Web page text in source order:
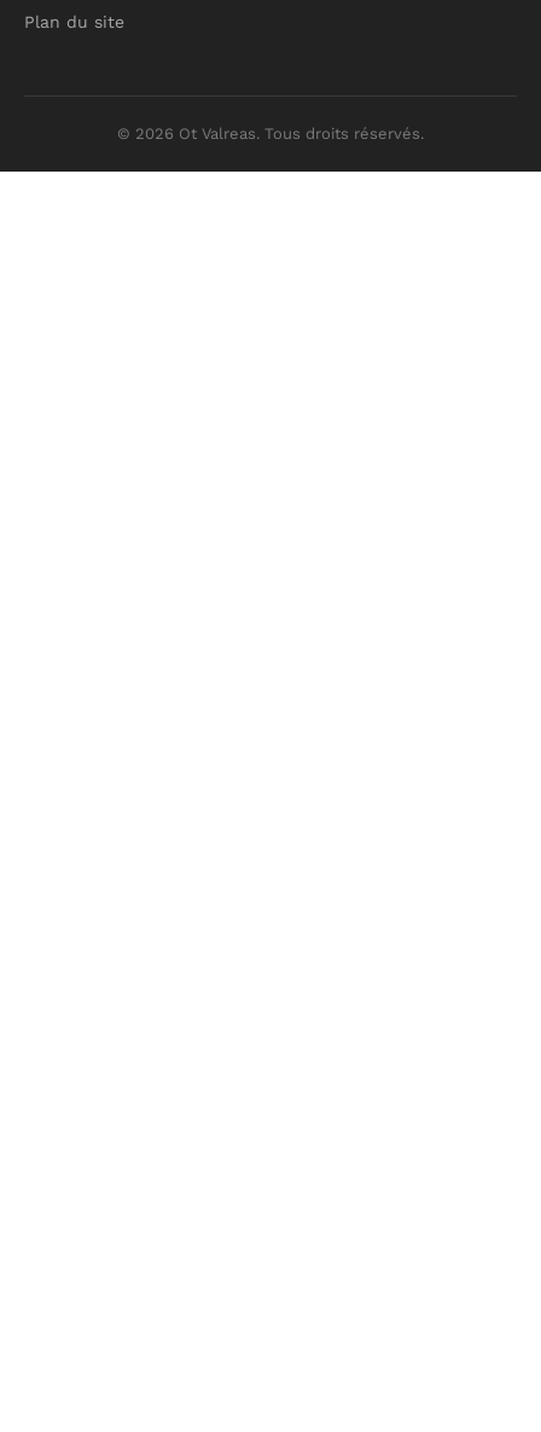
Plan du site
© 2026 Ot Valreas. Tous droits réservés.